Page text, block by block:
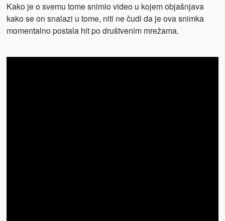
Kako je o svemu tome snimio video u kojem objašnjava
kako se on snalazi u tome, niti ne čudi da je ova snimka
momentalno postala hit po društvenim mrežama.